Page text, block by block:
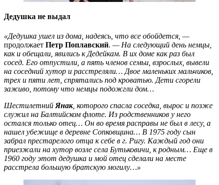
Дедушка не выдал
«Дедушка ушел из дома, надеясь, что все обойдется, —
продолжает Петр Поплавский. — На следующий день немцы,
как и обещали, явились к Дедейкам. В их доме как раз был
сосед. Его отпустили, а пять членов семьи, взрослых, вывели
на соседний хутор и расстреляли… Двое маленьких мальчиков,
трех и пяти лет, спрятались под кроватью. Дети сгорели
заживо, потому что немцы подожгли дом…
Шестилетний Янак, которого спасла соседка, вырос и позже
служил на Балтийском флоте. Из родственников у него
остался только отец… Он во время расправы не был в лесу, а
нашел убежище в деревне Сопковщина… В 1975 году сын
забрал престарелого отца к себе в г. Ригу. Каждый год они
приезжали на хутор возле села Бутьковичи, к родным… Еще в
1960 году этот дедушка и мой отец сделали на месте
расстрела большую братскую могилу…»